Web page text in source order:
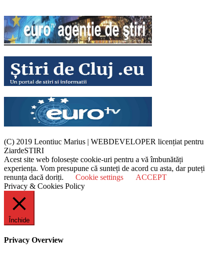
(C) 2019 Leontiuc Marius | WEBDEVELOPER licențiat pentru
ZiardeSTIRI
Acest site web folosește cookie-uri pentru a vă îmbunătăți
experiența. Vom presupune că sunteți de acord cu asta, dar puteți
renunța dacă doriți.
Cookie settings
ACCEPT
Privacy & Cookies Policy
Închide
Privacy Overview